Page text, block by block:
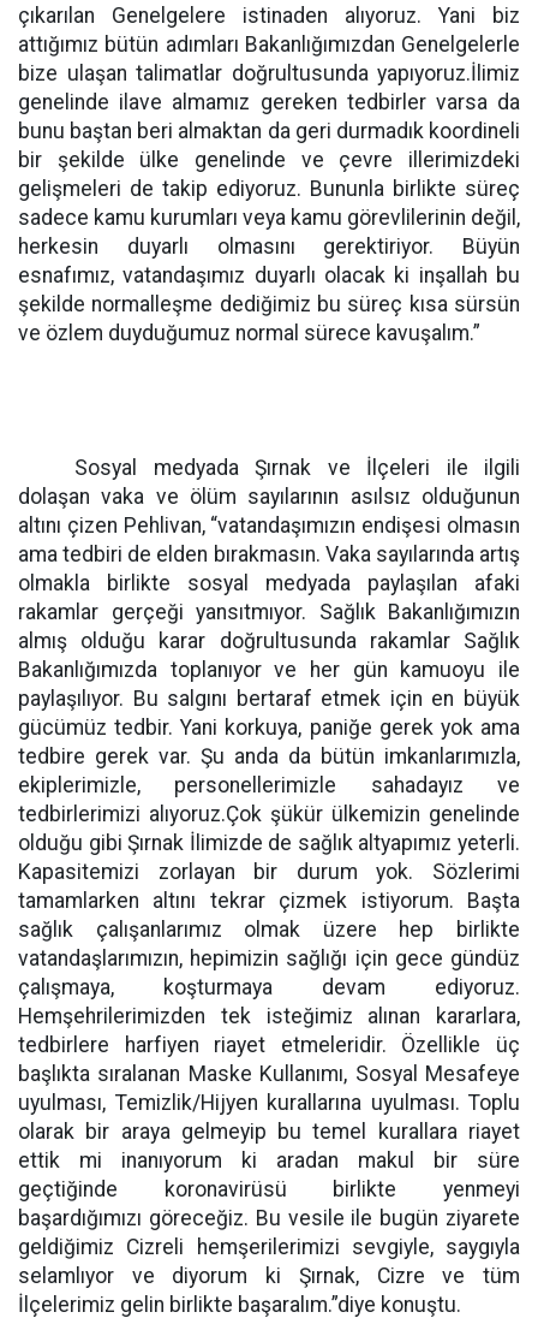
çıkarılan Genelgelere istinaden alıyoruz. Yani biz
attığımız bütün adımları Bakanlığımızdan Genelgelerle
bize ulaşan talimatlar doğrultusunda yapıyoruz.İlimiz
genelinde ilave almamız gereken tedbirler varsa da
bunu baştan beri almaktan da geri durmadık koordineli
bir şekilde ülke genelinde ve çevre illerimizdeki
gelişmeleri de takip ediyoruz. Bununla birlikte süreç
sadece kamu kurumları veya kamu görevlilerinin değil,
herkesin duyarlı olmasını gerektiriyor. Büyün
esnafımız, vatandaşımız duyarlı olacak ki inşallah bu
şekilde normalleşme dediğimiz bu süreç kısa sürsün
ve özlem duyduğumuz normal sürece kavuşalım.”
Sosyal medyada Şırnak ve İlçeleri ile ilgili
dolaşan vaka ve ölüm sayılarının asılsız olduğunun
altını çizen Pehlivan, “vatandaşımızın endişesi olmasın
ama tedbiri de elden bırakmasın. Vaka sayılarında artış
olmakla birlikte sosyal medyada paylaşılan afaki
rakamlar gerçeği yansıtmıyor. Sağlık Bakanlığımızın
almış olduğu karar doğrultusunda rakamlar Sağlık
Bakanlığımızda toplanıyor ve her gün kamuoyu ile
paylaşılıyor. Bu salgını bertaraf etmek için en büyük
gücümüz tedbir. Yani korkuya, paniğe gerek yok ama
tedbire gerek var. Şu anda da bütün imkanlarımızla,
ekiplerimizle, personellerimizle sahadayız ve
tedbirlerimizi alıyoruz.Çok şükür ülkemizin genelinde
olduğu gibi Şırnak İlimizde de sağlık altyapımız yeterli.
Kapasitemizi zorlayan bir durum yok. Sözlerimi
tamamlarken altını tekrar çizmek istiyorum. Başta
sağlık çalışanlarımız olmak üzere hep birlikte
vatandaşlarımızın, hepimizin sağlığı için gece gündüz
çalışmaya, koşturmaya devam ediyoruz.
Hemşehrilerimizden tek isteğimiz alınan kararlara,
tedbirlere harfiyen riayet etmeleridir. Özellikle üç
başlıkta sıralanan Maske Kullanımı, Sosyal Mesafeye
uyulması, Temizlik/Hijyen kurallarına uyulması. Toplu
olarak bir araya gelmeyip bu temel kurallara riayet
ettik mi inanıyorum ki aradan makul bir süre
geçtiğinde koronavirüsü birlikte yenmeyi
başardığımızı göreceğiz. Bu vesile ile bugün ziyarete
geldiğimiz Cizreli hemşerilerimizi sevgiyle, saygıyla
selamlıyor ve diyorum ki Şırnak, Cizre ve tüm
İlçelerimiz gelin birlikte başaralım.”diye konuştu.